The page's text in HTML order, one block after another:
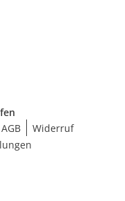
AGB
Widerruf